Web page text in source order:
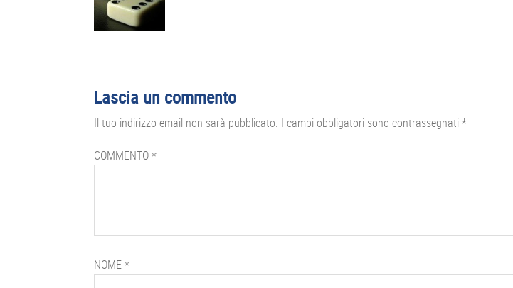
Interazioni
del
lettore
Lascia un commento
Il tuo indirizzo email non sarà pubblicato. I campi obbligatori sono contrassegnati *
COMMENTO*
NOME*